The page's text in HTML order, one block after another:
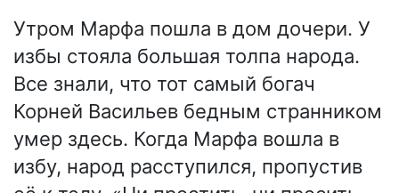
Утром Марфа пошла в дом дочери. У
избы стояла большая толпа народа.
Все знали, что тот самый богач
Корней Васильев бедным странником
умер здесь. Когда Марфа вошла в
избу, народ расступился, пропустив